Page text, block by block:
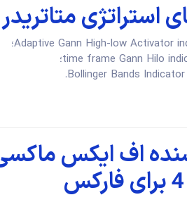
متاتریدر 4 برای فارکس
اف ایکس ماکسی